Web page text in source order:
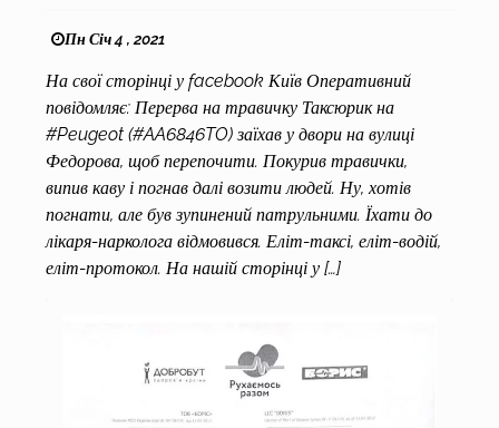
Пн Січ 4 , 2021
На свої сторінці у facebook Київ Оперативний
повідомляє: Перерва на травичку Таксюрик на
#Peugeot (#AA6846TO) заїхав у двори на вулиці
Федорова, щоб перепочити. Покурив травички,
випив каву і погнав далі возити людей. Ну, хотів
погнати, але був зупинений патрульними. Їхати до
лікаря-нарколога відмовився. Еліт-таксі, еліт-водій,
еліт-протокол. На нашій сторінці у […]